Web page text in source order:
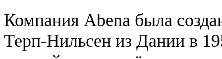
Компания Abena была
Терп-Нильсен из Дании в